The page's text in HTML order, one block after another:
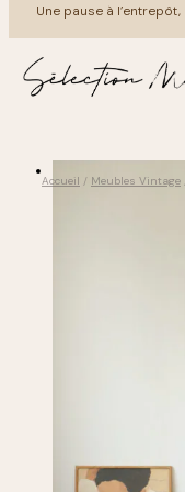
Aller
au
contenu
Une pause à
Produits
Au bain
Accueil / Meubles Vintage